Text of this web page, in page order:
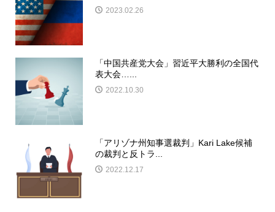
2023.02.26
「中国共産党大会」習近平大勝利の全国代
表大会…...
2022.10.30
「アリゾナ州知事選裁判」Kari Lake候補
の裁判と反トラ...
2022.12.17